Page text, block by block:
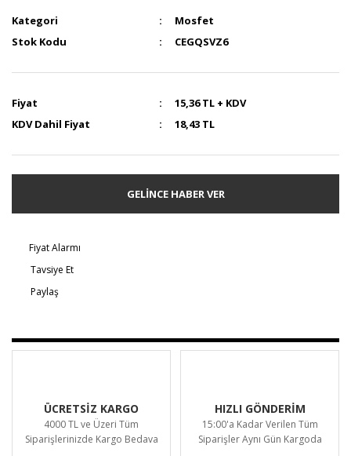
Kategori
Mosfet
Stok Kodu
CEGQSVZ6
Fiyat
15,36 TL + KDV
KDV Dahil Fiyat
18,43 TL
GELİNCE HABER VER
Fiyat Alarmı
Tavsiye Et
Paylaş
ÜCRETSİZ KARGO
4000 TL ve Üzeri Tüm
Siparişlerinizde Kargo Bedava
HIZLI GÖNDERİM
15:00'a Kadar Verilen Tüm
Siparişler Aynı Gün Kargoda